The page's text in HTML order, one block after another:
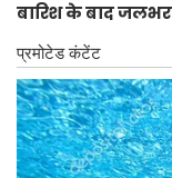
बारिश के बाद
होगी सख्त कार्रवाई'